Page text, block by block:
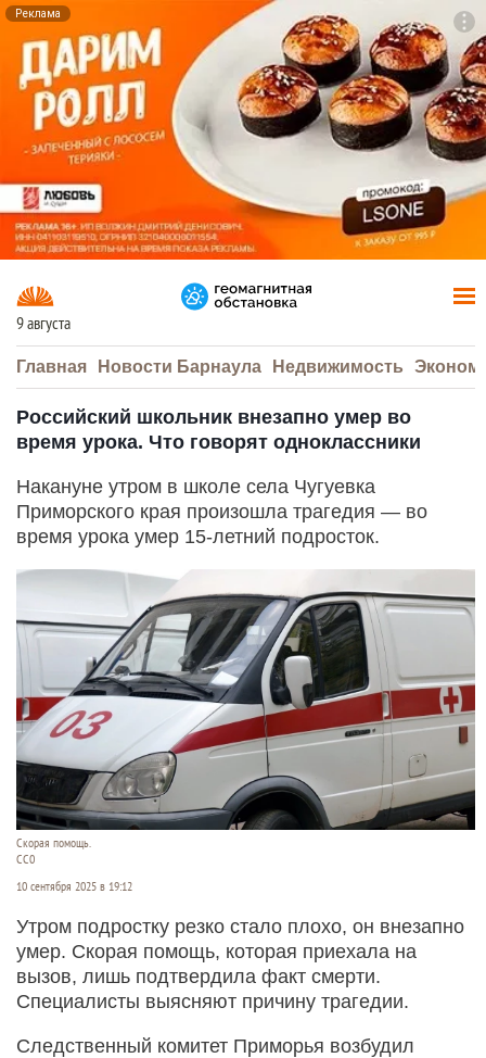
Реклама
9 августа
Главная Новости Барнаула Недвижимость
Российский школьник внезапно умер во
время урока. Что говорят одноклассники
Накануне утром в школе села Чугуевка
Приморского края произошла трагедия — во
время урока умер 15-летний подросток.
Скорая помощь.
СС0
10 сентября 2025 в 19:12
Утром подростку резко стало плохо, он внезапно
умер. Скорая помощь, которая приехала на
вызов, лишь подтвердила факт смерти.
Специалисты выясняют причину трагедии.
Следственный комитет Приморья возбудил